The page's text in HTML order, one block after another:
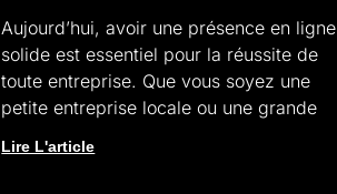
Aujourd’hui, avoir une présence en ligne
solide est essentiel pour la réussite de
toute entreprise. Que vous soyez une
petite entreprise locale ou une grande
Lire L'article